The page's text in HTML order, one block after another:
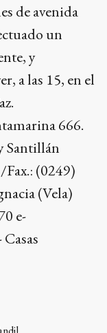
de avenida
un
y
a las 15, en el
666.
Santillán
Fax.: (0249)
(Vela)
e-